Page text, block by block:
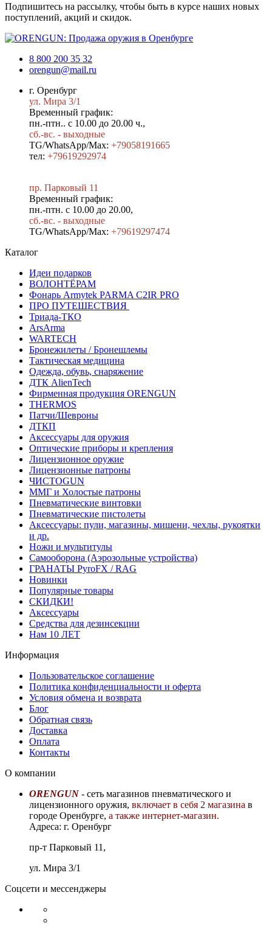
Подпишитесь на рассылку, чтобы быть в курсе наших новых
поступлений, акций и скидок.
8 800 200 35 32
orengun@mail.ru
г. Оренбург
ул. Мира 3/1
Временный график:
пн.-птн.. с 10.00 до 20.00 ч.,
сб.-вс. - выходные
TG/WhatsApp/Max: +79058191665
тел: +79619292974
пр. Парковый 11
Временный график:
пн.-птн. с 10.00 до 20.00,
сб.-вс. - выходные
TG/WhatsApp/Max: +79619297474
Каталог
Идеи подарков
ВОЛОНТЁРАМ
Фонарь Armytek PARMA C2IR PRO
ПРО ПУТЕШЕСТВИЯ
Триада-ТКО
ArsArma
WARTECH
Бронежилеты / Бронешлемы
Тактическая медицина
Одежда, обувь, снаряжение
ДТК AlienTech
Фирменная продукция ORENGUN
THERMOS
Патчи/Шевроны
ДТКП
Аксессуары для оружия
Оптические приборы и крепления
Лицензионное оружие
Лицензионные патроны
ЧИСТОGUN
ММГ и Холостые патроны
Пневматические винтовки
Пневматические пистолеты
Аксессуары: пули, магазины, мишени, чехлы, рукоятки
и др.
Ножи и мультитулы
Самооборона (Аэрозольные устройства)
ГРАНАТЫ PyroFX / RAG
Новинки
Популярные товары
СКИДКИ!
Аксессуары
Средства для дезинсекции
Нам 10 ЛЕТ
Информация
Пользовательское соглашение
Политика конфиденциальности и оферта
Условия обмена и возврата
Блог
Обратная связь
Доставка
Оплата
Контакты
О компании
ORENGUN - сеть магазинов пневматического и
лицензионного оружия, включает в себя 2 магазина в
городе Оренбурге, а также интернет-магазин.
Адреса: г. Оренбург
пр-т Парковый 11,
ул. Мира 3/1
Соцсети и мессенджеры